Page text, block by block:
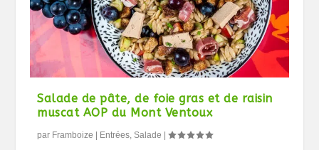
Salade de pâte, de foie gras et de raisin
muscat AOP du Mont Ventoux
par Framboize Entrées,Salade |